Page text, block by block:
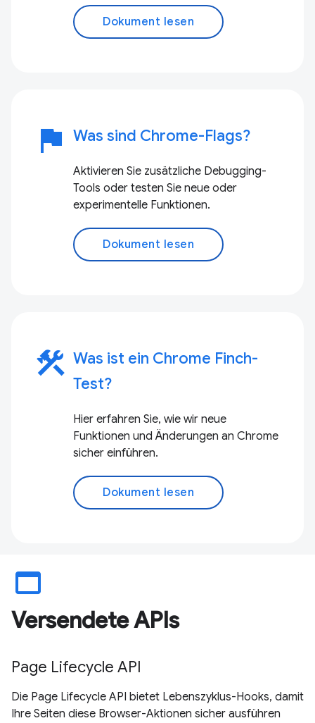
Dokument lesen
flag Was sind Chrome-Flags?
Aktivieren Sie zusätzliche Debugging-
Tools oder testen Sie neue oder
experimentelle Funktionen.
Dokument lesen
construction Was ist ein Chrome Finch-
Test?
Hier erfahren Sie, wie wir neue
Funktionen und Änderungen an Chrome
sicher einführen.
Dokument lesen
web_asset
Versendete APIs
Page Lifecycle API
Die Page Lifecycle API bietet Lebenszyklus-Hooks, damit
Ihre Seiten diese Browser-Aktionen sicher ausführen